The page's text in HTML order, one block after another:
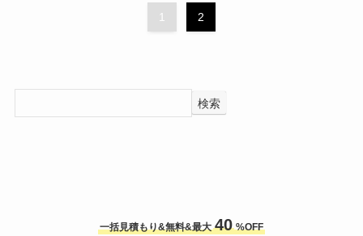
1 2
検索
一括見積もり&無料&最大 40 %OFF